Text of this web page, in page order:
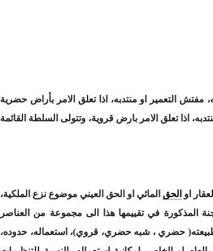
التعمير او منتدبه، اذا تعلق الامر بأراض حضرية
اذا تعلق الامر بارض قروية، وتتولى السلطة القائمة
او الحق المائي او الحق العيني موضوع نزع الملكية،
المذكورة في تقييمها هذا الى مجموعة من العناصر
طبيعته( حضري ، شبه حضري، قروي)، استعماله، حدوده،